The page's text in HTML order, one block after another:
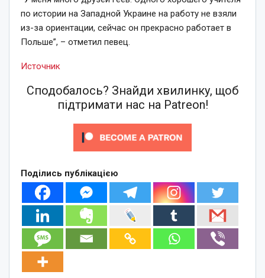
по истории на Западной Украине на работу не взяли
из-за ориентации, сейчас он прекрасно работает в
Польше”, – отметил певец.
Источник
Сподобалось? Знайди хвилинку, щоб
підтримати нас на Patreon!
Поділись публікацією